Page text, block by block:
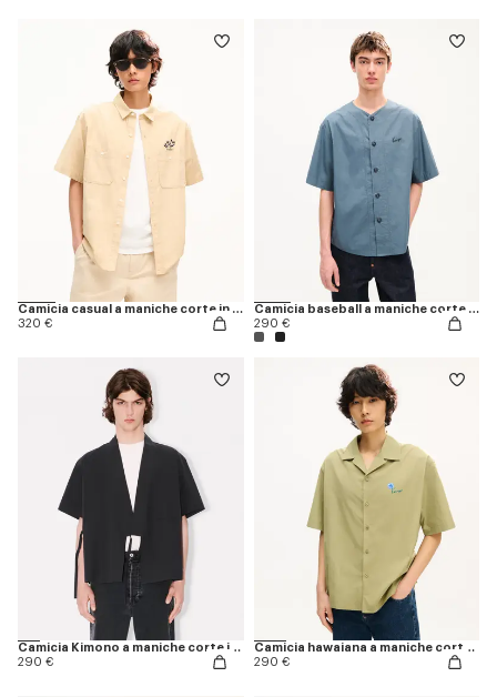
Camicia casual a maniche corte in cotone 'KENZO Sounds'
320 €
Camicia baseball a maniche corte in popeline di cotone 'KENZO Signature'
290 €
Camicia Kimono a maniche corte in popeline di cotone
290 €
Camicia hawaiana a maniche corte in popeline di cotone 'KENZO Tulip'
290 €